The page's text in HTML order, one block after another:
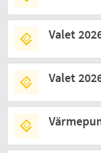
Valet
Valet